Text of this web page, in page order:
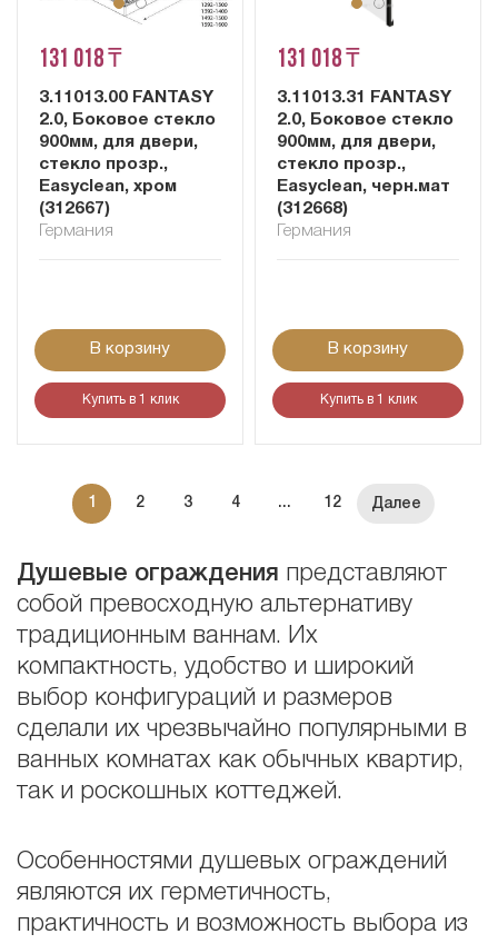
131 018 ₸
3.11013.00 FANTASY
2.0, Боковое стекло
900мм, для двери,
стекло прозр.,
Easyclean, хром
(312667)
Германия
В корзину
Купить в 1 клик
131 018 ₸
3.11013.31 FANTASY
2.0, Боковое стекло
900мм, для двери,
стекло прозр.,
Easyclean, черн.мат
(312668)
Германия
В корзину
Купить в 1 клик
1 2 3 4 ... 12
Душевые ограждения представляют
собой превосходную альтернативу
традиционным ваннам. Их
компактность, удобство и широкий
выбор конфигураций и размеров
сделали их чрезвычайно популярными в
ванных комнатах как обычных квартир,
так и роскошных коттеджей.
Особенностями душевых ограждений
являются их герметичность,
практичность и возможность выбора из